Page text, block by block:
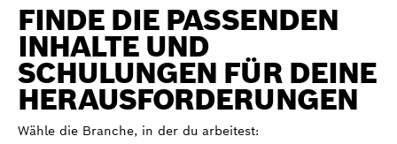
FINDE DIE PASSENDEN
INHALTE UND
SCHULUNGEN FÜR DEINE
HERAUSFORDERUNGEN
Wähle die Branche, in der du arbeitest: